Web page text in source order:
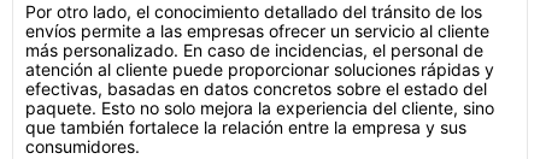
Por otro lado, el conocimiento detallado del tránsito de los
envíos permite a las empresas ofrecer un servicio al cliente
más personalizado. En caso de incidencias, el personal de
atención al cliente puede proporcionar soluciones rápidas y
efectivas, basadas en datos concretos sobre el estado del
paquete. Esto no solo mejora la experiencia del cliente, sino
que también fortalece la relación entre la empresa y sus
consumidores.